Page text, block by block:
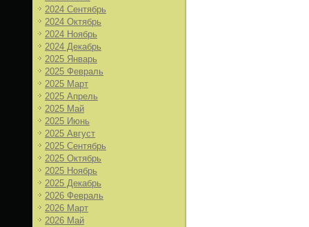
2024 Сентябрь
2024 Октябрь
2024 Ноябрь
2024 Декабрь
2025 Январь
2025 Февраль
2025 Март
2025 Апрель
2025 Май
2025 Июнь
2025 Август
2025 Сентябрь
2025 Октябрь
2025 Ноябрь
2025 Декабрь
2026 Февраль
2026 Март
2026 Май